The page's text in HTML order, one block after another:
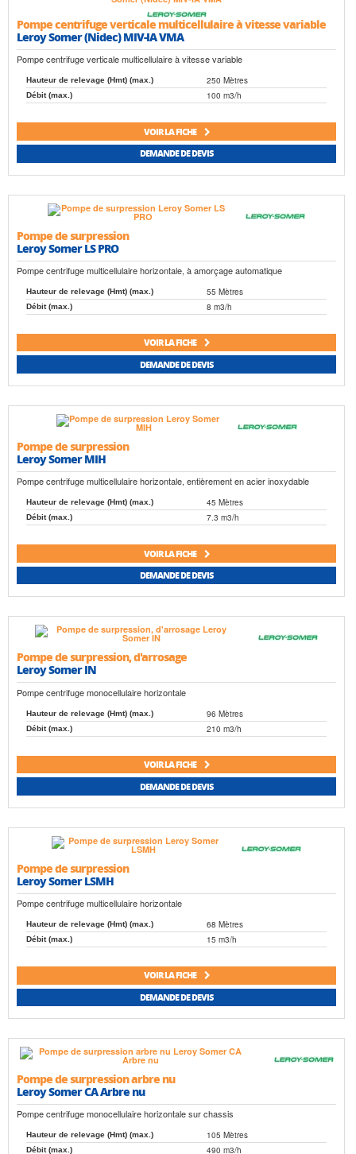
Pompe centrifuge verticale multicellulaire à vitesse variable
Leroy Somer (Nidec) MIV-IA VMA
Pompe centrifuge verticale multicellulaire à vitesse variable
Hauteur de relevage (Hmt) (max.) 250 Mètres
Débit (max.) 100 m3/h
VOIR LA FICHE
DEMANDE DE DEVIS
Pompe de surpression
Leroy Somer LS PRO
Pompe centrifuge multicellulaire horizontale, à amorçage automatique
Hauteur de relevage (Hmt) (max.) 55 Mètres
Débit (max.) 8 m3/h
VOIR LA FICHE
DEMANDE DE DEVIS
Pompe de surpression
Leroy Somer MIH
Pompe centrifuge multicellulaire horizontale, entièrement en acier inoxydable
Hauteur de relevage (Hmt) (max.) 45 Mètres
Débit (max.) 7.3 m3/h
VOIR LA FICHE
DEMANDE DE DEVIS
Pompe de surpression, d'arrosage
Leroy Somer IN
Pompe centrifuge monocellulaire horizontale
Hauteur de relevage (Hmt) (max.) 96 Mètres
Débit (max.) 210 m3/h
VOIR LA FICHE
DEMANDE DE DEVIS
Pompe de surpression
Leroy Somer LSMH
Pompe centrifuge multicellulaire horizontale
Hauteur de relevage (Hmt) (max.) 68 Mètres
Débit (max.) 15 m3/h
VOIR LA FICHE
DEMANDE DE DEVIS
Pompe de surpression arbre nu
Leroy Somer CA Arbre nu
Pompe centrifuge monocellulaire horizontale sur chassis
Hauteur de relevage (Hmt) (max.) 105 Mètres
Débit (max.) 490 m3/h